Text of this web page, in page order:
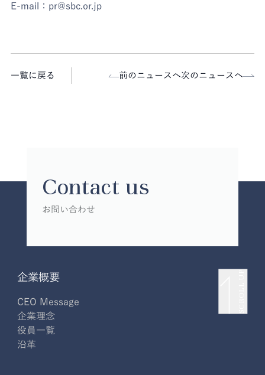
E-mail：pr@sbc.or.jp
一覧に戻る 前のニュースへ次のニュースへ
Contact us
お問い合わせ
企業概要
CEO Message
企業理念
役員一覧
沿革